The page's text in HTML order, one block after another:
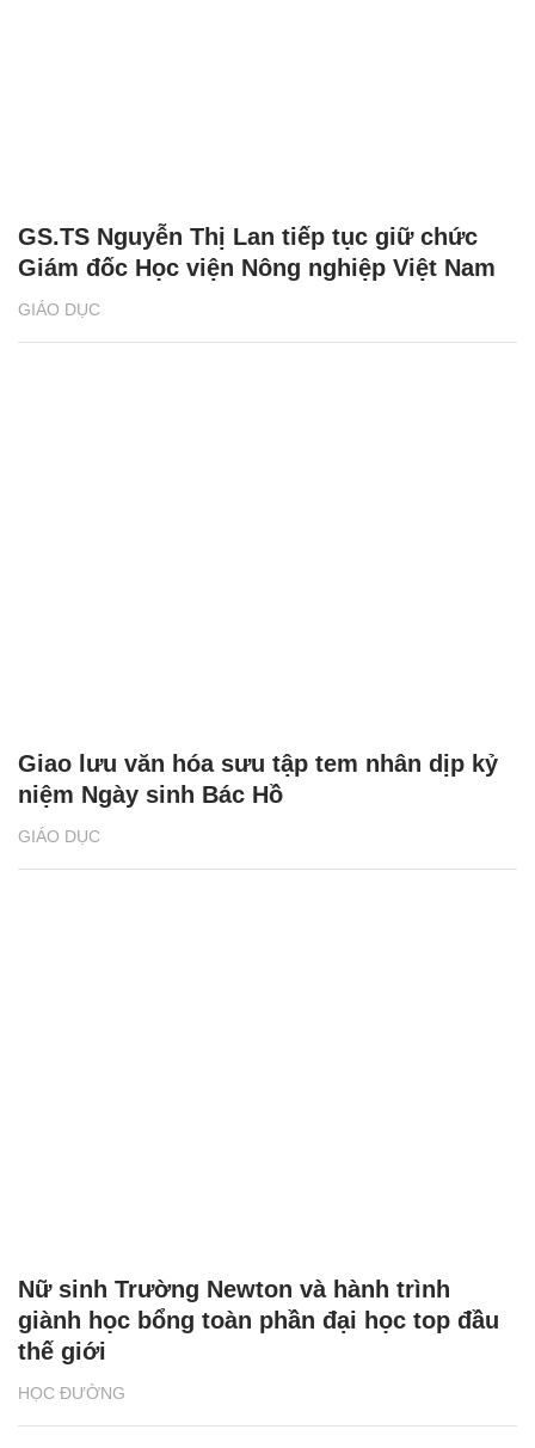
GIÁO DỤC
GS.TS Nguyễn Thị Lan tiếp tục giữ chức
Giám đốc Học viện Nông nghiệp Việt Nam
GIÁO DỤC
Giao lưu văn hóa sưu tập tem nhân dịp kỷ
niệm Ngày sinh Bác Hồ
HỌC ĐƯỜNG
Nữ sinh Trường Newton và hành trình
giành học bổng toàn phần đại học top đầu
thế giới